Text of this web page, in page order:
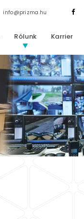
info@prizma.hu
Rólunk Karrier